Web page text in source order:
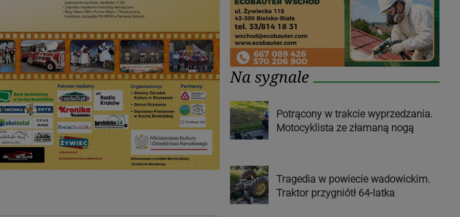
Na sygnale
Potrącony w trakcie wyprzedzania.
Motocyklista ze złamaną nogą
Tragedia w powiecie wadowickim.
Traktor przygniótł 64-latka